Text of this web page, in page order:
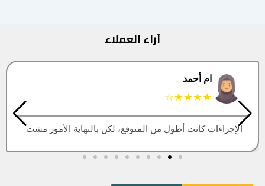
آراء العملاء
البتول
★★★★★
العقار اللي كنت أبيه طلع مباع، أتمنى التحديث يكون أسرع